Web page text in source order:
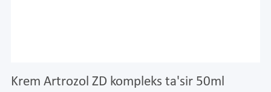
Krem Artrozol ZD kompleks ta'sir 50ml